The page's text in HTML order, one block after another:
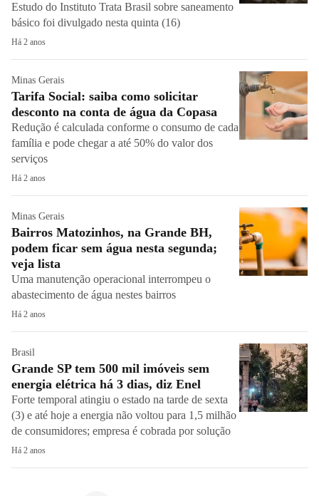
Estudo do Instituto Trata Brasil sobre saneamento
básico foi divulgado nesta quinta (16)
Há 2 anos
Minas Gerais
Tarifa Social: saiba como solicitar
desconto na conta de água da Copasa
Redução é calculada conforme o consumo de cada
família e pode chegar a até 50% do valor dos
serviços
Há 2 anos
Minas Gerais
Bairros Matozinhos, na Grande BH,
podem ficar sem água nesta segunda;
veja lista
Uma manutenção operacional interrompeu o
abastecimento de água nestes bairros
Há 2 anos
Brasil
Grande SP tem 500 mil imóveis sem
energia elétrica há 3 dias, diz Enel
Forte temporal atingiu o estado na tarde de sexta
(3) e até hoje a energia não voltou para 1,5 milhão
de consumidores; empresa é cobrada por solução
Há 2 anos